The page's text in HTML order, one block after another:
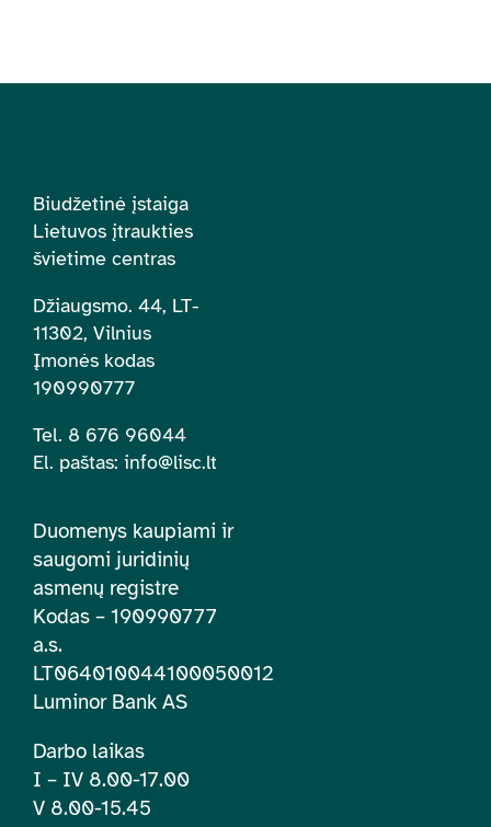
Biudžetinė įstaiga
Lietuvos įtraukties
švietime centras
Džiaugsmo. 44, LT-
11302, Vilnius
Įmonės kodas
190990777
Tel. 8 676 96044
El. paštas: info@lisc.lt
Duomenys kaupiami ir
saugomi juridinių
asmenų registre
Kodas – 190990777
a.s.
LT064010044100050012
Luminor Bank AS
Darbo laikas
I – IV 8.00-17.00
V 8.00-15.45